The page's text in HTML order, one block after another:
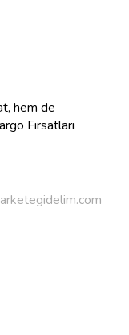
hem de
Fırsatları